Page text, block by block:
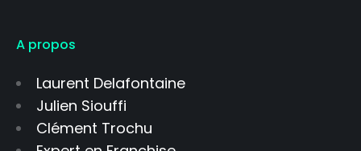
A propos
Laurent Delafontaine
Julien Siouffi
Clément Trochu